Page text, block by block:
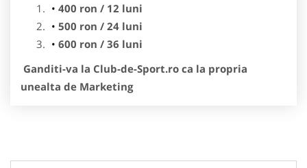
400 ron / 12 luni
500 ron / 24 luni
600 ron / 36 luni
Ganditi-va la Club-de-Sport.ro ca la propria
unealta de Marketing